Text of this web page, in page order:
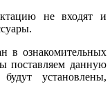
не входят и
в ознакомительных
поставляем данную
установлены,